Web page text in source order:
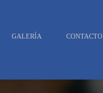
GALERÍA CONTACTO